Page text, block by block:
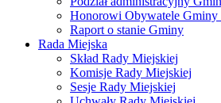
Honorowi Obywatele Gminy
Raport o stanie Gminy
Rada Miejska
Skład Rady Miejskiej
Komisje Rady Miejskiej
Sesje Rady Miejskiej